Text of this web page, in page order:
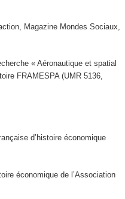
Magazine Mondes Sociaux,
« Aéronautique et spatial
FRAMESPA (UMR 5136,
d’histoire économique
économique de l’Association